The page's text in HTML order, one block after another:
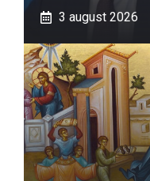
3 august 2026